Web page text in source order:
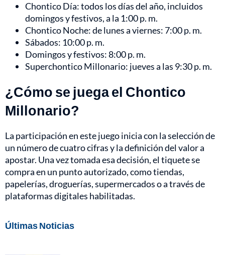
Chontico Día: todos los días del año, incluidos
domingos y festivos, a la 1:00 p. m.
Chontico Noche: de lunes a viernes: 7:00 p. m.
Sábados: 10:00 p. m.
Domingos y festivos: 8:00 p. m.
Superchontico Millonario: jueves a las 9:30 p. m.
¿Cómo se juega el Chontico
Millonario?
La participación en este juego inicia con la selección de
un número de cuatro cifras y la definición del valor a
apostar. Una vez tomada esa decisión, el tiquete se
compra en un punto autorizado, como tiendas,
papelerías, droguerías, supermercados o a través de
plataformas digitales habilitadas.
Últimas Noticias